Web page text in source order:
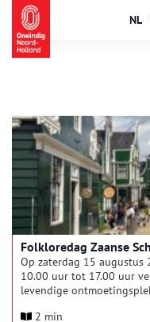
NL
Folkloredag Zaanse
Op zaterdag 15 augustus
10.00 uur tot 17.00 uur
levendige
kantklossen,
2 min